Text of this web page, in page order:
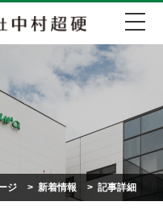
ジ 新着情報 記事詳細